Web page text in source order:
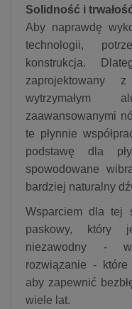
Solidność i
Aby naprawdę
technologii,
konstrukcja.
zaprojektowany
wytrzymałym
zaawansowanymi
te płynnie
podstawę dla
spowodowane
bardziej naturalny
Wsparciem dla tej
paskowy, który
niezawodny -
rozwiązanie - które
aby zapewnić
wiele lat.